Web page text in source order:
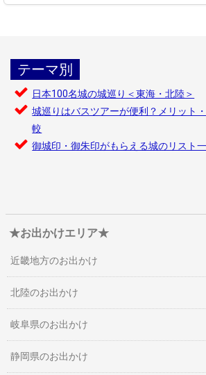
テーマ別
日本100名城の城巡り＜東海・北陸＞
城巡りはバスツアーが便利？メリット
較
御城印・御朱印がもらえる城のリスト
★お出かけエリア★
近畿地方のお出かけ
北陸のお出かけ
岐阜県のお出かけ
静岡県のお出かけ